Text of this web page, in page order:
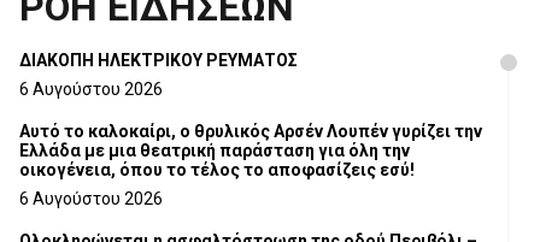
ΔΙΑΚΟΠΗ ΗΛΕΚΤΡΙΚΟΥ ΡΕΥΜΑΤΟΣ
6 Αυγούστου 2026
Αυτό το καλοκαίρι, ο θρυλικός Αρσέν Λουπέν γυρίζει την
Ελλάδα με μια θεατρική παράσταση για όλη την
οικογένεια, όπου το τέλος το αποφασίζεις εσύ!
6 Αυγούστου 2026